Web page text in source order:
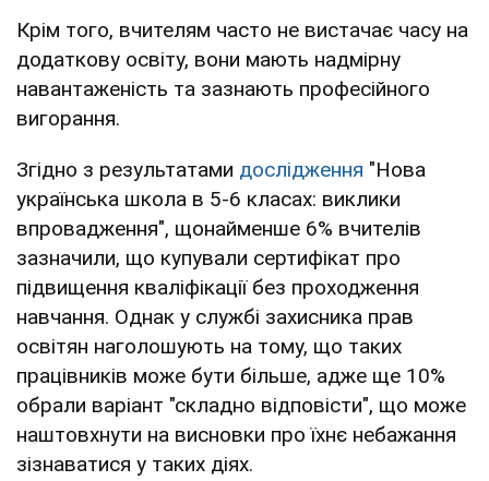
Крім того, вчителям часто не вистачає часу на
додаткову освіту, вони мають надмірну
навантаженість та зазнають професійного
вигорання.
Згідно з результатами дослідження "Нова
українська школа в 5-6 класах: виклики
впровадження", щонайменше 6% вчителів
зазначили, що купували сертифікат про
підвищення кваліфікації без проходження
навчання. Однак у службі захисника прав
освітян наголошують на тому, що таких
працівників може бути більше, адже ще 10%
обрали варіант "складно відповісти", що може
наштовхнути на висновки про їхнє небажання
зізнаватися у таких діях.